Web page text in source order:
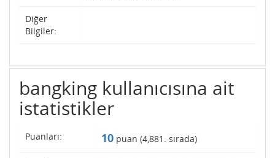
Diğer
Bilgiler:
bangking kullanıcısına ait
istatistikler
Puanları: 10 puan (4,881 . sırada)